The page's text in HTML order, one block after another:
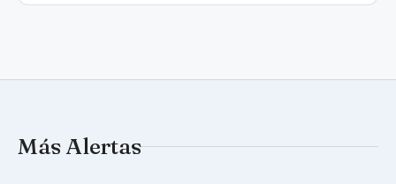
Más Alertas